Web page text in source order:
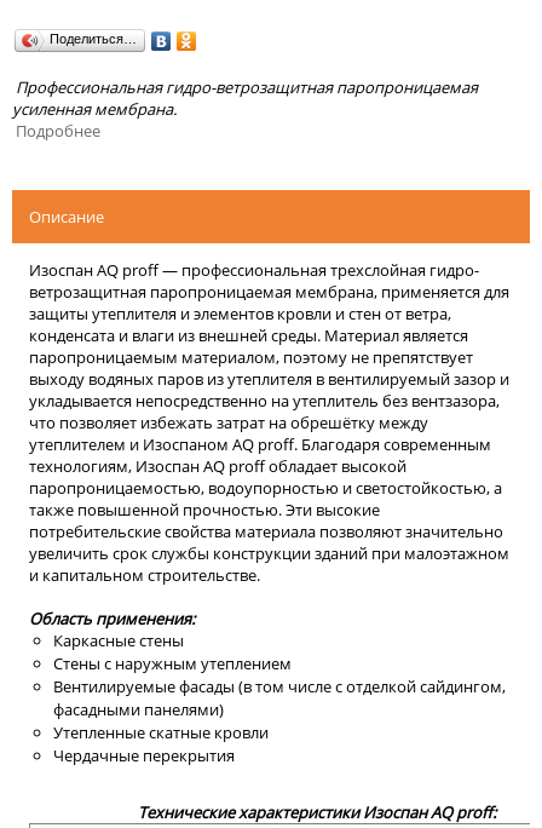
Поделиться…
Профессиональная гидро-ветрозащитная паропроницаемая
усиленная мембрана.
Подробнее
Описание
Изоспан AQ proff — профессиональная трехслойная гидро-
ветрозащитная паропроницаемая мембрана, применяется для
защиты утеплителя и элементов кровли и стен от ветра,
конденсата и влаги из внешней среды. Материал является
паропроницаемым материалом, поэтому не препятствует
выходу водяных паров из утеплителя в вентилируемый зазор и
укладывается непосредственно на утеплитель без вентзазора,
что позволяет избежать затрат на обрешётку между
утеплителем и Изоспаном AQ proff. Благодаря современным
технологиям, Изоспан AQ proff обладает высокой
паропроницаемостью, водоупорностью и светостойкостью, а
также повышенной прочностью. Эти высокие
потребительские свойства материала позволяют значительно
увеличить срок службы конструкции зданий при малоэтажном
и капитальном строительстве.
Область применения:
Каркасные стены
Стены с наружным утеплением
Вентилируемые фасады (в том числе с отделкой сайдингом,
фасадными панелями)
Утепленные скатные кровли
Чердачные перекрытия
Технические характеристики Изоспан АQ proff: